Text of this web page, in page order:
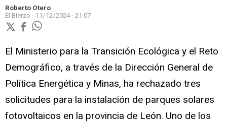
Roberto Otero
El Bierzo - 11/12/2024 - 21:07
El Ministerio para la Transición Ecológica y el Reto
Demográfico, a través de la Dirección General de
Política Energética y Minas, ha rechazado tres
solicitudes para la instalación de parques solares
fotovoltaicos en la provincia de León. Uno de los